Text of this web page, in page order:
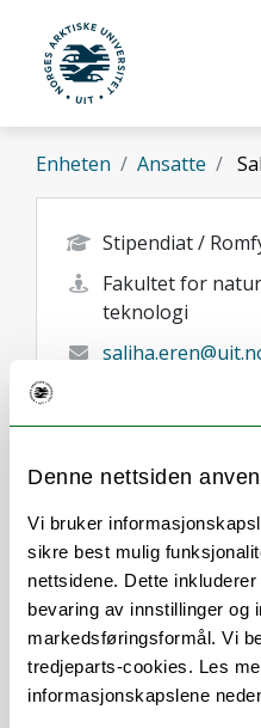
Denne nettsiden
Vi bruker
sikre best mulig
nettsidene. Dette
bevaring av innstillinger og
markedsføringsformål. Vi
tredjeparts-cookies. Les
informasjonskapslene
Gå til hovedinnhold
UiT Norges
Enheten Ansatte
Stipendiat /
Fakultet for
teknologi
Her finner du
Om
Forskning
Publikasjoner